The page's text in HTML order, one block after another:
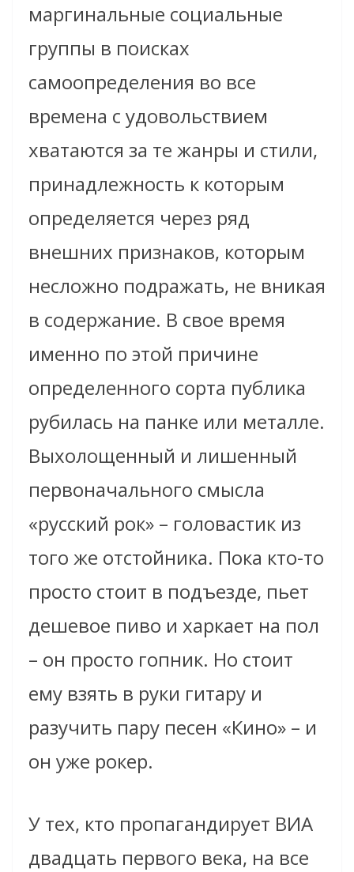
маргинальные социальные
группы в поисках
самоопределения во все
времена с удовольствием
хватаются за те жанры и стили,
принадлежность к которым
определяется через ряд
внешних признаков, которым
несложно подражать, не вникая
в содержание. В свое время
именно по этой причине
определенного сорта публика
рубилась на панке или металле.
Выхолощенный и лишенный
первоначального смысла
«русский рок» – головастик из
того же отстойника. Пока кто-то
просто стоит в подъезде, пьет
дешевое пиво и харкает на пол
– он просто гопник. Но стоит
ему взять в руки гитару и
разучить пару песен «Кино» – и
он уже рокер.
У тех, кто пропагандирует ВИА
двадцать первого века, на все